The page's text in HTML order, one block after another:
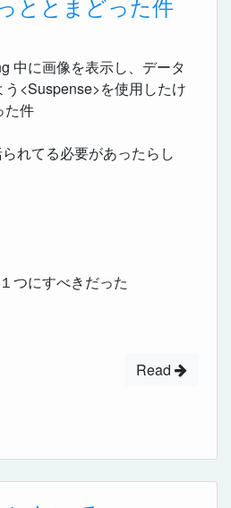
中に画像を表示し、データ
<Suspense>を使用したけ
た件
れてる必要があったらし
つにすべきだった
Read